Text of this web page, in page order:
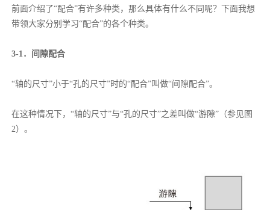
前面介绍了“配合”有许多种类，那么具体有什么不同呢？下面我想
带领大家分别学习“配合”的各个种类。
3-1．间隙配合
“轴的尺寸”小于“孔的尺寸”时的“配合”叫做“间隙配合”。
在这种情况下，“轴的尺寸”与“孔的尺寸”之差叫做“游隙”（参见图
2）。